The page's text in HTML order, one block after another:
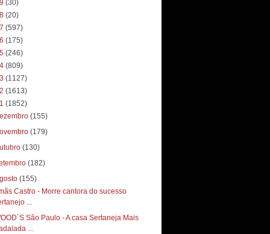
(30)
(20)
(597)
(175)
(246)
(809)
(1127)
(1613)
(1852)
(155)
(179)
(130)
(182)
(155)
Castro - Morre cantora do sucesso
...
São Paulo - A casa Sertaneja Mais
...